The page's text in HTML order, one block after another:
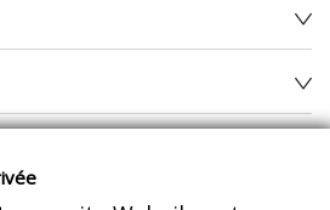
recevoir nos offres & actus